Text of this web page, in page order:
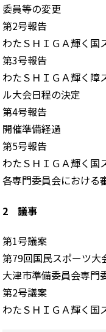
委員等の変更
第2号報告
わたＳＨＩＧＡ輝く国
第3号報告
わたＳＨＩＧＡ輝く障
ル大会日程の決定
第4号報告
開催準備経過
第5号報告
わたＳＨＩＧＡ輝く国
各専門委員会における
2 議事
第1号議案
第79回国民スポーツ
大津市準備委員会専門
第2号議案
わたＳＨＩＧＡ輝く国